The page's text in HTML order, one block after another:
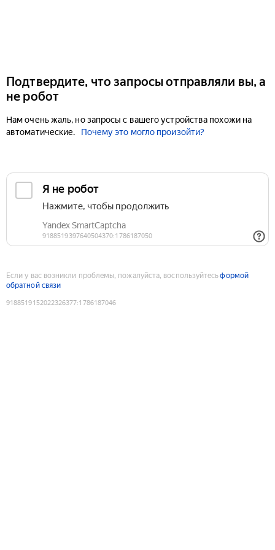
Подтвердите, что запросы отправляли вы, а
не робот
Нам очень жаль, но запросы с вашего устройства похожи на
автоматические.
Почему это могло произойти?
Если у вас возникли проблемы, пожалуйста, воспользуйтесьформой
обратной связи
9188519152022326377:1786187046